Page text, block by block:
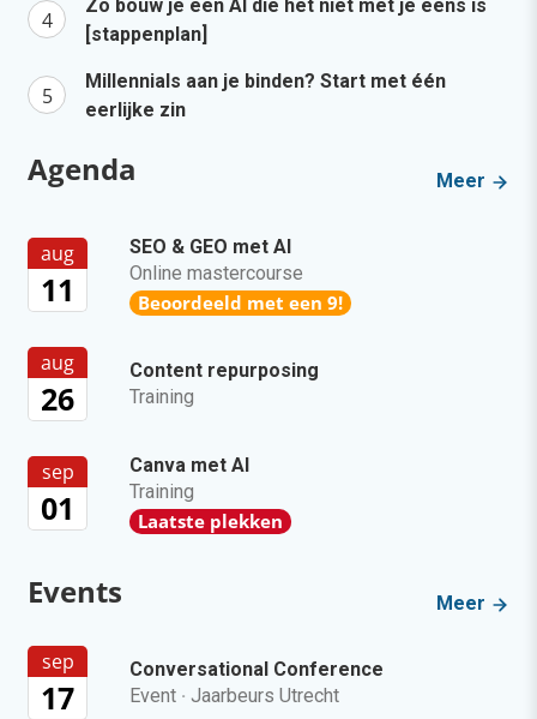
Zo bouw je een AI die het niet met je eens is
[stappenplan]
Millennials aan je binden? Start met één
eerlijke zin
Agenda Meer
aug
11
SEO & GEO met AI
Online mastercourse
Beoordeeld met een 9!
aug
26
Content repurposing
Training
sep
01
Canva met AI
Training
Laatste plekken
Events Meer
sep
17
Conversational Conference
Event · Jaarbeurs Utrecht